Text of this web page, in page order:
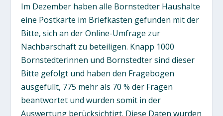
Im Dezember haben alle Bornstedter Haushalte
eine Postkarte im Briefkasten gefunden mit der
Bitte, sich an der Online-Umfrage zur
Nachbarschaft zu beteiligen. Knapp 1000
Bornstedterinnen und Bornstedter sind dieser
Bitte gefolgt und haben den Fragebogen
ausgefüllt, 775 mehr als 70 % der Fragen
beantwortet und wurden somit in der
Auswertung berücksichtigt. Diese Daten wurden